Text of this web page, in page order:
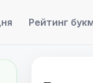
Рейтинг